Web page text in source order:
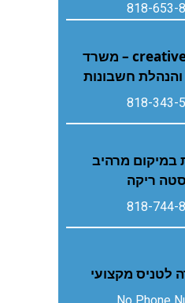
818-653-
creative solutions – משרד
והנהלת חשבונות
818-343-
במיקום מרהיב
ריקה
818-744-
לטניס מקצועי